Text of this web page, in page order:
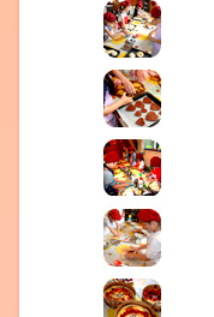
by CEDO)